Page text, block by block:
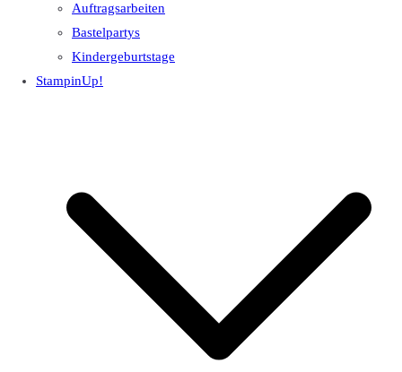
Auftragsarbeiten
Bastelpartys
Kindergeburtstage
StampinUp!